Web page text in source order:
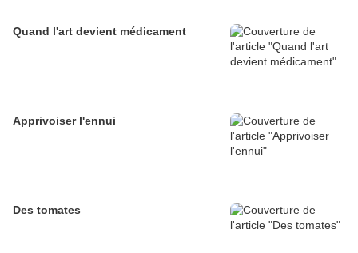
Quand l'art devient médicament
Apprivoiser l'ennui
Des tomates